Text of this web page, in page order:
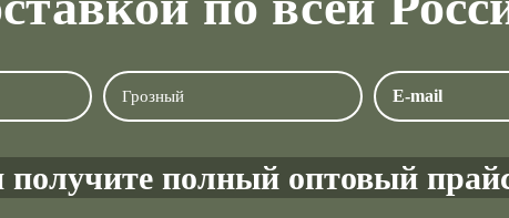
полный оптовый